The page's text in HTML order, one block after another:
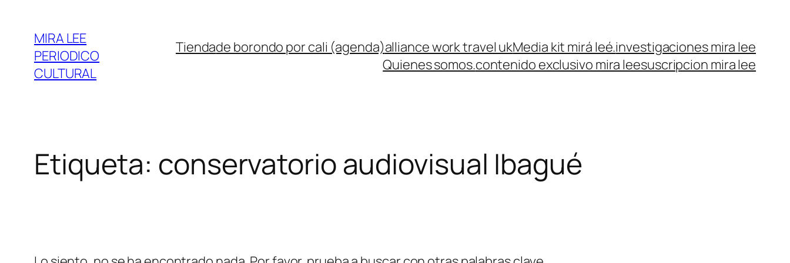
contenido
MIRA LEE
PERIODICO
CULTURAL
Tiendade borondo por cali (agenda)alliance work travel ukMedia kit mirá leé.investigaciones mira lee
Quienes somos.contenido exclusivo mira leesuscripcion mira lee
Etiqueta: conservatorio audiovisual Ibagué